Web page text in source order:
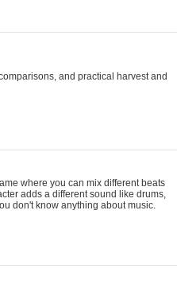
and practical harvest and
where you can mix different beats
adds a different sound like drums,
don't know anything about music.